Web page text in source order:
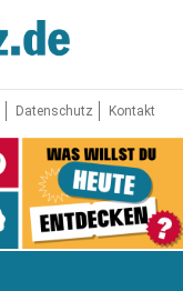
Datenschutz Kontakt